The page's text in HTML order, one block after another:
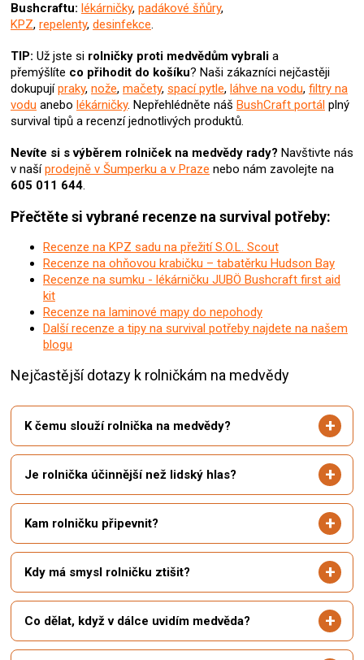
y
p
i
s
u
Bushcraftu: lékárničky, padákové šňůry,
KPZ, repelenty, desinfekce.
TIP: Už jste si rolničky proti medvědůmvybrali a
přemýšlíte co přihodit do košíku? Naši zákazníci nejčastěji
dokupujípraky, nože, mačety, spací pytle, láhve na vodu, filtry na
vodu anebo lékárničky. Nepřehlédněte náš BushCraft portál plný
survival tipů a recenzí jednotlivých produktů.
Nevíte si s výběrem rolniček na medvědy rady? Navštivte nás
v našíprodejně v Šumperku a v Praze nebo nám zavolejte na
605 011 644.
Přečtěte si vybrané recenze na survival potřeby:
Recenze na KPZ sadu na přežití S.O.L. Scout
Recenze na ohňovou krabičku – tabatěrku Hudson Bay
Recenze na sumku - lékárničku JUBÖ Bushcraft first aid
kit
Recenze na laminové mapy do nepohody
Další recenze a tipy na survival potřeby najdete na našem
blogu
Nejčastější dotazy k rolničkám na medvědy
K čemu slouží rolnička na medvědy?
Je rolnička účinnější než lidský hlas?
Kam rolničku připevnit?
Kdy má smysl rolničku ztišit?
Co dělat, když v dálce uvidím medvěda?